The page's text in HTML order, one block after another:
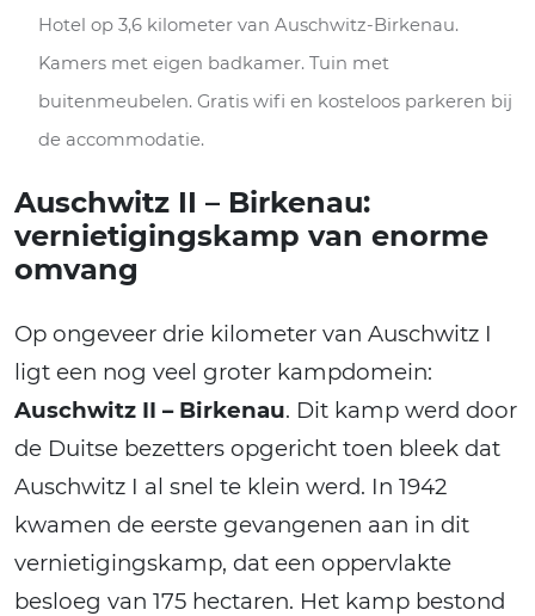
Hotel op 3,6 kilometer van Auschwitz-Birkenau.
Kamers met eigen badkamer. Tuin met
buitenmeubelen. Gratis wifi en kosteloos parkeren bij
de accommodatie.
Auschwitz II – Birkenau:
vernietigingskamp van enorme
omvang
Op ongeveer drie kilometer van Auschwitz I
ligt een nog veel groter kampdomein:
Auschwitz II – Birkenau. Dit kamp werd door
de Duitse bezetters opgericht toen bleek dat
Auschwitz I al snel te klein werd. In 1942
kwamen de eerste gevangenen aan in dit
vernietigingskamp, dat een oppervlakte
besloeg van 175 hectaren. Het kamp bestond